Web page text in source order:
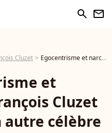
search newsletter
Cluzet Egocentrisme et narcissisme, François Cluzet s'en prend à un autre célèbre acteur et explique ce qu'il lui reproche exactement
et
Cluzet
autre célèbre